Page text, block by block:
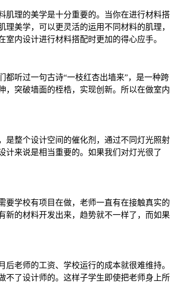
肌理的美学是十分重要的。当你在进行材料搭
美学，可以更灵活的运用不同材料的肌理，
内设计进行材料搭配时更加的得心应手。
听过一句古诗“一枝红杏出墙来”，是一种跨
，突破墙面的桎梏，实现创新。所以在做室内
是整个设计空间的催化剂，通过不同灯光照射
来说是相当重要的。如果我们对灯光很了
要学校有项目在做，老师一直有在接触真实的
新的材料开发出来，趋势就不一样了，而如果
老师的工资、学校运行的成本就很难维持。
不了设计师的。这样子学生即使把老师身上所